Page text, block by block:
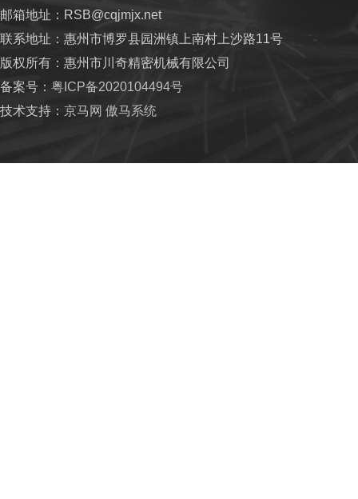
邮箱地址：RSB@cqjmjx.net
联系地址：惠州市博罗县园洲镇上南村上沙路11号
版权所有：惠州市川奇精密机械有限公司
备案号： 粤ICP备2020104494号
技术支持： 京马网 傲马系统